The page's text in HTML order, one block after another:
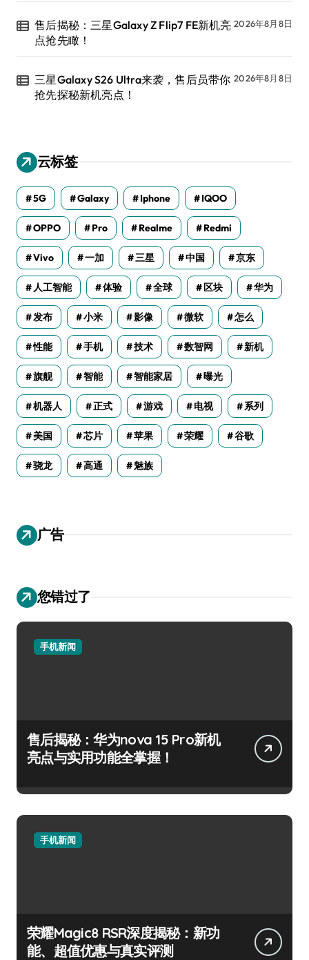
售后揭秘：三星Galaxy Z Flip7 FE新机亮
点抢先瞰！
2026年8月8日
三星Galaxy S26 Ultra来袭，售后员带你
抢先探秘新机亮点！
2026年8月8日
云标签
5G Galaxy Iphone IQOO
OPPO Pro Realme Redmi
Vivo 一加 三星 中国 京东
人工智能 体验 全球 区块 华为
发布 小米 影像 微软 怎么
性能 手机 技术 数智网 新机
旗舰 智能 智能家居 曝光
机器人 正式 游戏 电视 系列
美国 芯片 苹果 荣耀 谷歌
骁龙 高通 魅族
广告
您错过了
手机新闻
售后揭秘：华为nova 15 Pro新机
亮点与实用功能全掌握！
手机新闻
荣耀Magic8 RSR深度揭秘：新功
能、超值优惠与真实评测